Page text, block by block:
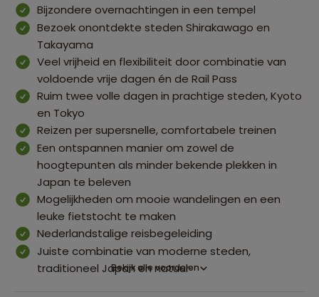
Bijzondere overnachtingen in een tempel
Bezoek onontdekte steden Shirakawago en
Takayama
Veel vrijheid en flexibiliteit door combinatie van
voldoende vrije dagen én de Rail Pass
Ruim twee volle dagen in prachtige steden, Kyoto
en Tokyo
Reizen per supersnelle, comfortabele treinen
Een ontspannen manier om zowel de
hoogtepunten als minder bekende plekken in
Japan te beleven
Mogelijkheden om mooie wandelingen en een
leuke fietstocht te maken
Nederlandstalige reisbegeleiding
Juiste combinatie van moderne steden,
traditioneel Japan en natuur
Bekijk alle voordelen